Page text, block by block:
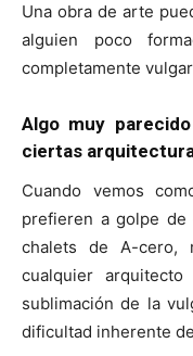
Una obra de arte
alguien poco
completamente
Algo muy
ciertas
Cuando vemos
prefieren a golpe de
chalets de A-cero,
cualquier arquitecto
sublimación de la
dificultad inherente